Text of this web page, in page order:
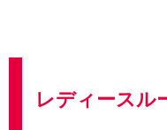
レディースル